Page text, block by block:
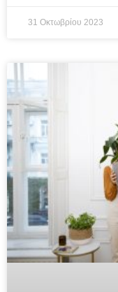
31 Οκτωβρίου 2023